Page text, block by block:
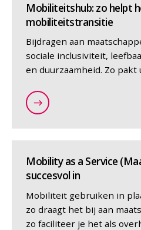
Mobiliteitshub: zo helpt
mobiliteitstransitie
Bijdragen aan
sociale inclusiviteit,
en duurzaamheid. Zo pakt
/nl/themas/
Mobility as a Service
succesvol in
Mobiliteit gebruiken in
zo draagt het bij aan
zo faciliteer je het als